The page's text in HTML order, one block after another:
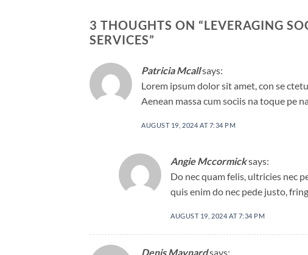
3 THOUGHTS ON “LEVERAGING
SERVICES”
Patricia Mcallsays:
Lorem ipsum dolor sit amet, con se
Aenean massa cum sociis na toque pe
AUGUST 19, 2024 AT 7:34 PM
Angie Mccormicksays:
Do nec quam felis, ultricies nec
quis enim do nec pede justo,
AUGUST 19, 2024 AT 7:34 PM
Denis Maynardsays: